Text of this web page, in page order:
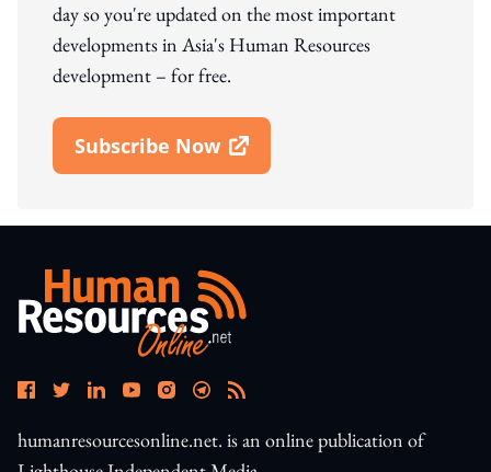
day so you're updated on the most important
developments in Asia's Human Resources
development – for free.
Subscribe Now
Open In New Window
humanresourcesonline.net. is an online publication of